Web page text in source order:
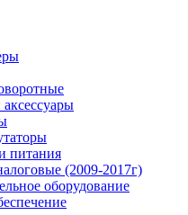
питания
(2009-2017г)
оборудование